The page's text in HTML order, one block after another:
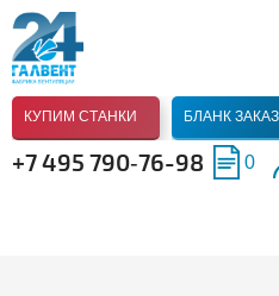
КУПИМ СТАНКИ БЛАНК
+7 495 790‑76-98 0